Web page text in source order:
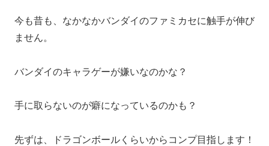
今も昔も、なかなかバンダイのファミカセに触手が伸び
ません。
バンダイのキャラゲーが嫌いなのかな？
手に取らないのが癖になっているのかも？
先ずは、ドラゴンボールくらいからコンプ目指します！